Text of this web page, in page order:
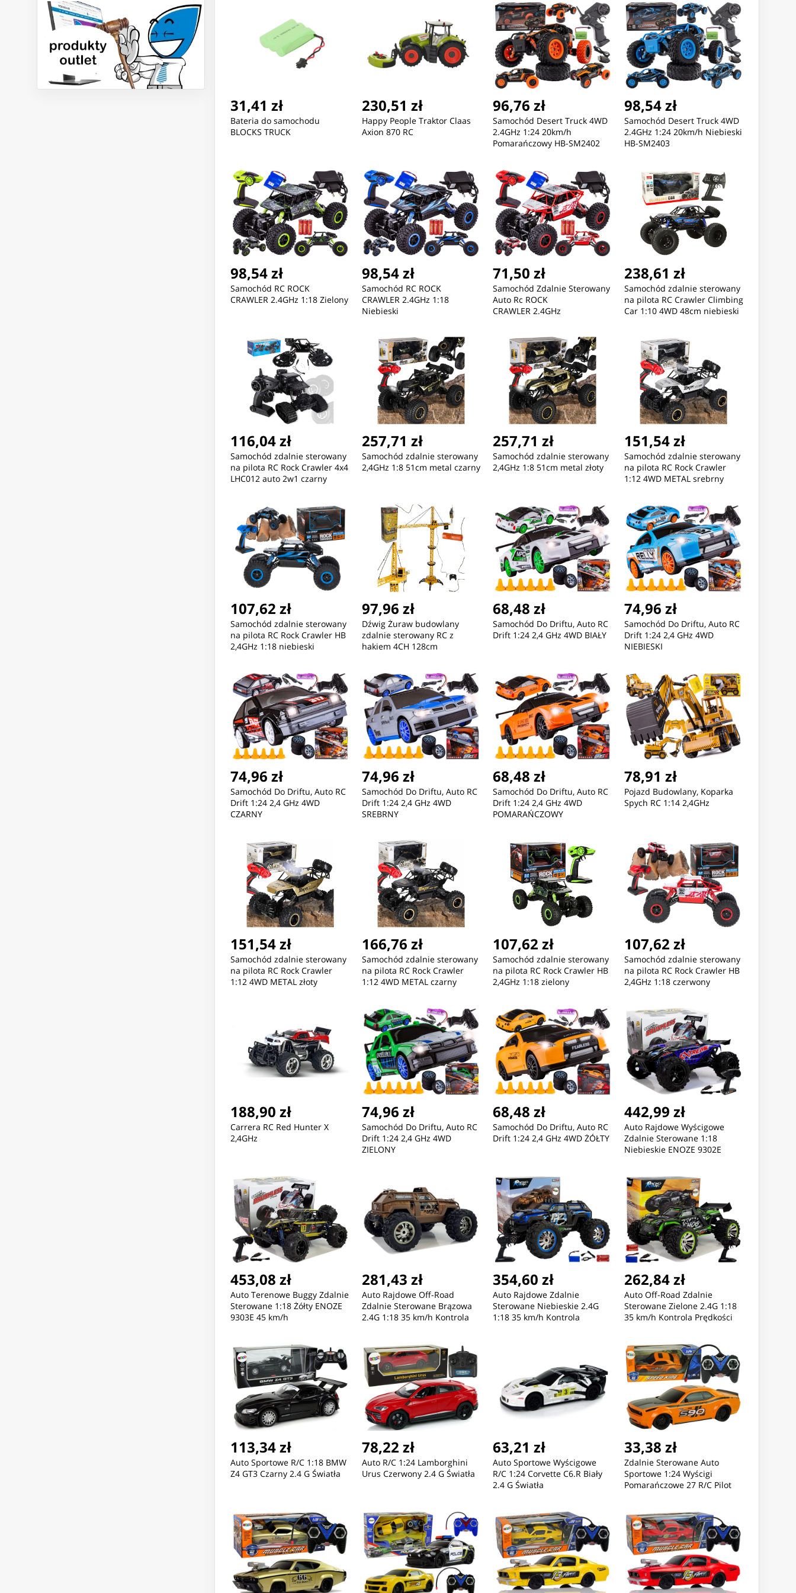
31,41 zł
Bateria do samochodu
BLOCKS TRUCK
230,51 zł
Happy People Traktor Claas
Axion 870 RC
96,76 zł
Samochód Desert Truck 4WD
2.4GHz 1:24 20km/h
Pomarańczowy HB-SM2402
98,54 zł
Samochód Desert Truck 4WD
2.4GHz 1:24 20km/h Niebieski
HB-SM2403
98,54 zł
Samochód RC ROCK
CRAWLER 2.4GHz 1:18 Zielony
98,54 zł
Samochód RC ROCK
CRAWLER 2.4GHz 1:18
Niebieski
71,50 zł
Samochód Zdalnie Sterowany
Auto Rc ROCK
CRAWLER 2.4GHz
238,61 zł
Samochód zdalnie sterowany
na pilota RC Crawler Climbing
Car 1:10 4WD 48cm niebieski
116,04 zł
Samochód zdalnie sterowany
na pilota RC Rock Crawler 4x4
LHC012 auto 2w1 czarny
257,71 zł
Samochód zdalnie sterowany
2,4GHz 1:8 51cm metal czarny
257,71 zł
Samochód zdalnie sterowany
2,4GHz 1:8 51cm metal złoty
151,54 zł
Samochód zdalnie sterowany
na pilota RC Rock Crawler
1:12 4WD METAL srebrny
107,62 zł
Samochód zdalnie sterowany
na pilota RC Rock Crawler HB
2,4GHz 1:18 niebieski
97,96 zł
Dźwig Żuraw budowlany
zdalnie sterowany RC z
hakiem 4CH 128cm
68,48 zł
Samochód Do Driftu, Auto RC
Drift 1:24 2,4 GHz 4WD BIAŁY
74,96 zł
Samochód Do Driftu, Auto RC
Drift 1:24 2,4 GHz 4WD
NIEBIESKI
74,96 zł
Samochód Do Driftu, Auto RC
Drift 1:24 2,4 GHz 4WD
CZARNY
74,96 zł
Samochód Do Driftu, Auto RC
Drift 1:24 2,4 GHz 4WD
SREBRNY
68,48 zł
Samochód Do Driftu, Auto RC
Drift 1:24 2,4 GHz 4WD
POMARAŃCZOWY
78,91 zł
Pojazd Budowlany, Koparka
Spych RC 1:14 2,4GHz
151,54 zł
Samochód zdalnie sterowany
na pilota RC Rock Crawler
1:12 4WD METAL złoty
166,76 zł
Samochód zdalnie sterowany
na pilota RC Rock Crawler
1:12 4WD METAL czarny
107,62 zł
Samochód zdalnie sterowany
na pilota RC Rock Crawler HB
2,4GHz 1:18 zielony
107,62 zł
Samochód zdalnie sterowany
na pilota RC Rock Crawler HB
2,4GHz 1:18 czerwony
188,90 zł
Carrera RC Red Hunter X
2,4GHz
74,96 zł
Samochód Do Driftu, Auto RC
Drift 1:24 2,4 GHz 4WD
ZIELONY
68,48 zł
Samochód Do Driftu, Auto RC
Drift 1:24 2,4 GHz 4WD ŻÓŁTY
442,99 zł
Auto Rajdowe Wyścigowe
Zdalnie Sterowane 1:18
Niebieskie ENOZE 9302E
453,08 zł
Auto Terenowe Buggy Zdalnie
Sterowane 1:18 Żółty ENOZE
9303E 45 km/h
281,43 zł
Auto Rajdowe Off-Road
Zdalnie Sterowane Brązowa
2.4G 1:18 35 km/h Kontrola
354,60 zł
Auto Rajdowe Zdalnie
Sterowane Niebieskie 2.4G
1:18 35 km/h Kontrola
262,84 zł
Auto Off-Road Zdalnie
Sterowane Zielone 2.4G 1:18
35 km/h Kontrola Prędkości
113,34 zł
Auto Sportowe R/C 1:18 BMW
Z4 GT3 Czarny 2.4 G Światła
78,22 zł
Auto R/C 1:24 Lamborghini
Urus Czerwony 2.4 G Światła
63,21 zł
Auto Sportowe Wyścigowe
R/C 1:24 Corvette C6.R Biały
2.4 G Światła
33,38 zł
Zdalnie Sterowane Auto
Sportowe 1:24 Wyścigi
Pomarańczowe 27 R/C Pilot